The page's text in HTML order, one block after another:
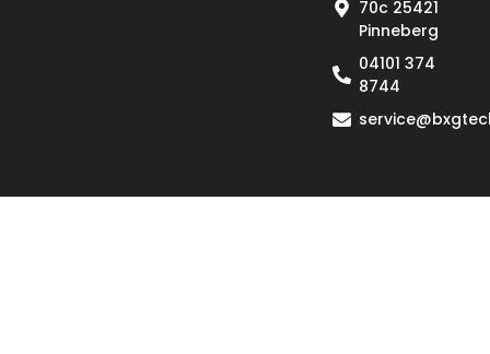
70c 25421
Pinneberg
04101 374
8744